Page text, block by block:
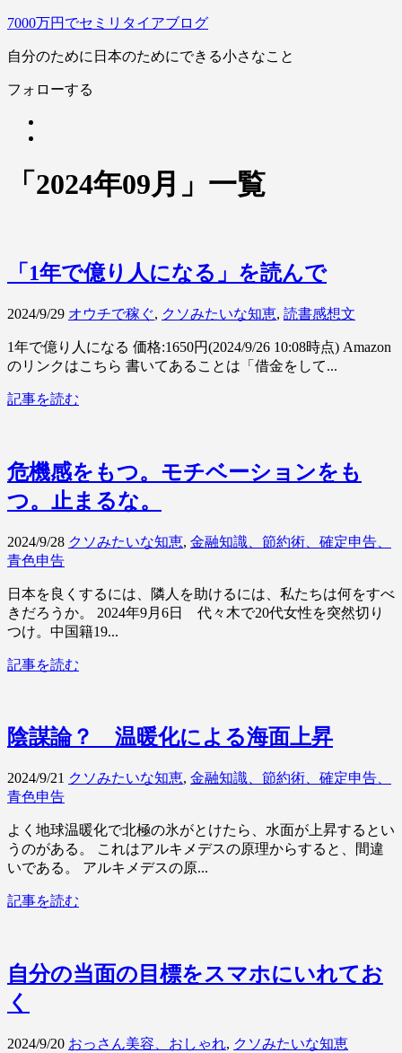
7000万円でセミリタイアブログ
自分のために日本のためにできる小さなこと
フォローする
「 2024年09月 」 一覧
「1年で億り人になる」を読んで
2024/9/29 オウチで稼ぐ, クソみたいな知恵, 読書感想文
1年で億り人になる 価格:1650円(2024/9/26 10:08時点) Amazon
のリンクはこちら 書いてあることは「借金をして...
記事を読む
危機感をもつ。モチベーションをも
つ。止まるな。
2024/9/28 クソみたいな知恵, 金融知識、節約術、確定申告、
青色申告
日本を良くするには、隣人を助けるには、私たちは何をすべ
きだろうか。 2024年9月6日 代々木で20代女性を突然切り
つけ。中国籍19...
記事を読む
陰謀論？ 温暖化による海面上昇
2024/9/21 クソみたいな知恵, 金融知識、節約術、確定申告、
青色申告
よく地球温暖化で北極の氷がとけたら、水面が上昇するとい
うのがある。 これはアルキメデスの原理からすると、間違
いである。 アルキメデスの原...
記事を読む
自分の当面の目標をスマホにいれてお
く
2024/9/20 おっさん美容、おしゃれ, クソみたいな知恵